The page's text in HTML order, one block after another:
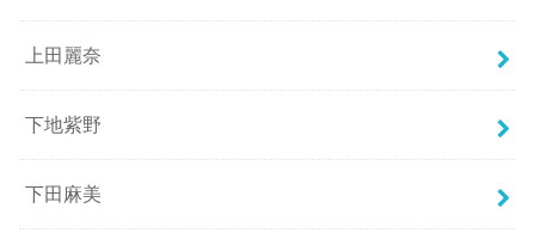
上田麗奈
下地紫野
下田麻美